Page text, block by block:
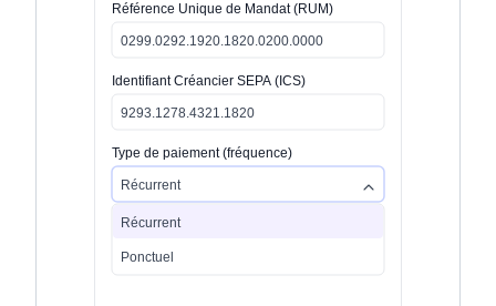
Référence Unique de Mandat (RUM)
0299.0292.1920.1820.0200.0000
Identifiant Créancier SEPA (ICS)
9293.1278.4321.1820
Type de paiement (fréquence)
Récurrent
Récurrent
Ponctuel